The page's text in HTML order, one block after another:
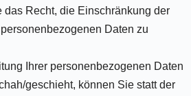
das Recht, die Einschränkung der
Daten zu
Ihrer personenbezogenen Daten
geschieht, können Sie statt der